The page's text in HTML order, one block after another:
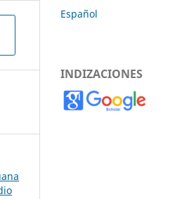
Español
INDIZACIONES